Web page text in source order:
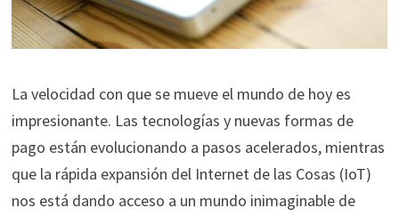
La velocidad con que se mueve el mundo de hoy es
impresionante. Las tecnologías y nuevas formas de
pago están evolucionando a pasos acelerados, mientras
que la rápida expansión del Internet de las Cosas (IoT)
nos está dando acceso a un mundo inimaginable de